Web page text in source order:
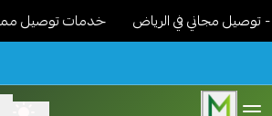
مجاني في الرياض خدمات توصيل